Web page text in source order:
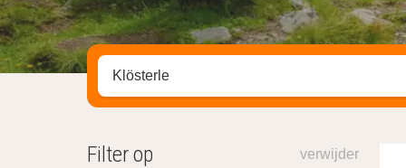
Zoek op hotel, regio of stad
Filter op verwijder